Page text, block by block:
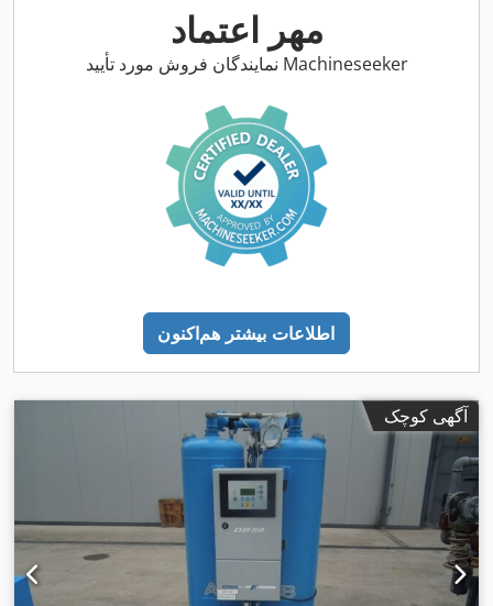
مهر اعتماد
نمایندگان فروش مورد تأیید Machineseeker
اطلاعات بیشتر هم‌اکنون
آگهی کوچک